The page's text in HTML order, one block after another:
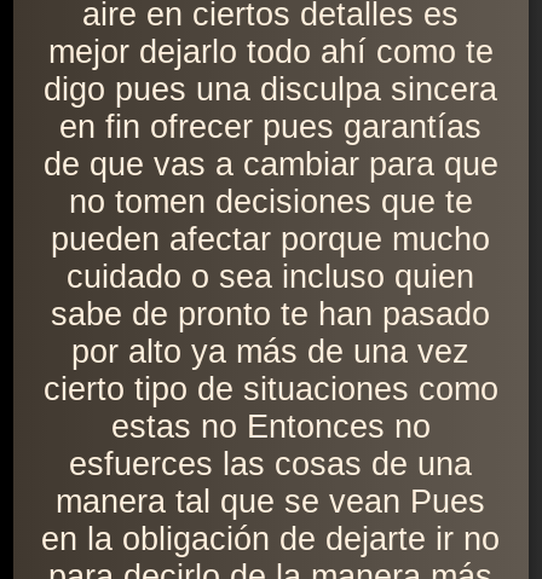
aire en ciertos detalles es
mejor dejarlo todo ahí como te
digo pues una disculpa sincera
en fin ofrecer pues garantías
de que vas a cambiar para que
no tomen decisiones que te
pueden afectar porque mucho
cuidado o sea incluso quien
sabe de pronto te han pasado
por alto ya más de una vez
cierto tipo de situaciones como
estas no Entonces no
esfuerces las cosas de una
manera tal que se vean Pues
en la obligación de dejarte ir no